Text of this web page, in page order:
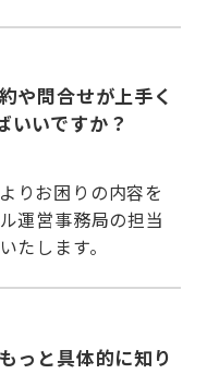
や問合せが上手く
いいですか？
よりお困りの内容を
運営事務局の担当
たします。
っと具体的に知り